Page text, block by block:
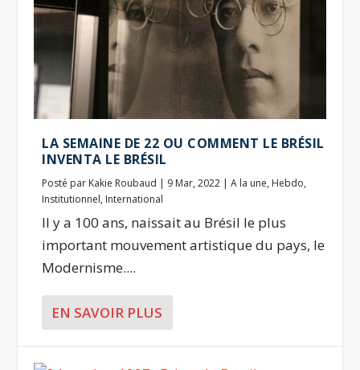
LA SEMAINE DE 22 OU COMMENT LE BRÉSIL
INVENTA LE BRÉSIL
Posté par Kakie Roubaud | 9 Mar, 2022 |A la une, Hebdo,
Institutionnel, International
Il y a 100 ans, naissait au Brésil le plus
important mouvement artistique du pays, le
Modernisme....
EN SAVOIR PLUS